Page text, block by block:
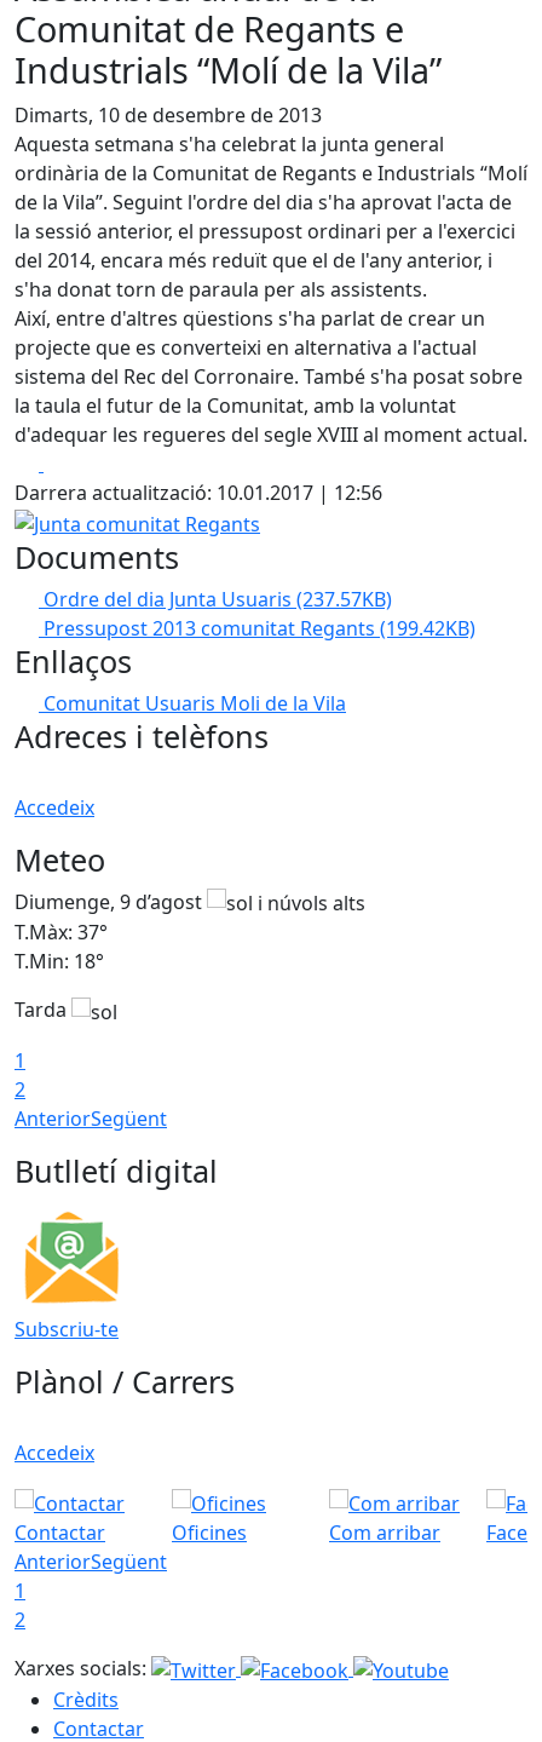
Comunitat de Regants e
Industrials “Molí de la Vila”
Dimarts, 10 de desembre de 2013
Aquesta setmana s'ha celebrat la junta general
ordinària de la Comunitat de Regants e Industrials “Molí
de la Vila”. Seguint l'ordre del dia s'ha aprovat l'acta de
la sessió anterior, el pressupost ordinari per a l'exercici
del 2014, encara més reduït que el de l'any anterior, i
s'ha donat torn de paraula per als assistents.
Així, entre d'altres qüestions s'ha parlat de crear un
projecte que es converteixi en alternativa a l'actual
sistema del Rec del Corronaire. També s'ha posat sobre
la taula el futur de la Comunitat, amb la voluntat
d'adequar les regueres del segle XVIII al moment actual.
Darrera actualització: 10.01.2017 | 12:56
Junta comunitat Regants
Documents
Ordre del dia Junta Usuaris (237.57KB)
Pressupost 2013 comunitat Regants (199.42KB)
Enllaços
Comunitat Usuaris Moli de la Vila
Adreces i telèfons
Accedeix
Meteo
Diumenge, 9 d’agost
T.Màx: 37°
T.Min: 18°
Tarda
1
2
AnteriorSegüent
Butlletí digital
Subscriu-te
Plànol / Carrers
Accedeix
Contactar Oficines Com arribar
AnteriorSegüent
1
2
Xarxes socials:
Crèdits
Contactar